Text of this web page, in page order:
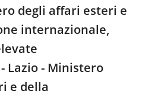
degli affari esteri e
internazionale,
Lazio - Ministero
e della